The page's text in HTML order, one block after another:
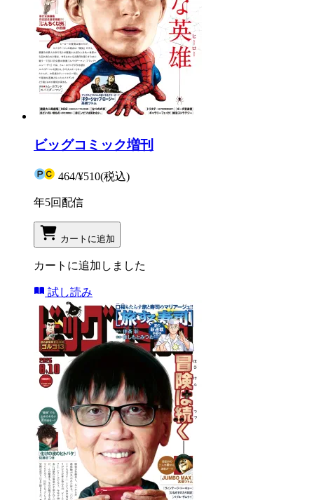
ビッグコミック増刊
464/¥510(税込)
年5回配信
カートに追加
カートに追加しました
試し読み